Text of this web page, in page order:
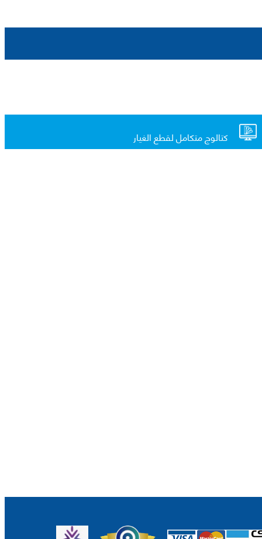
كتالوج متكامل لقطع الغيار